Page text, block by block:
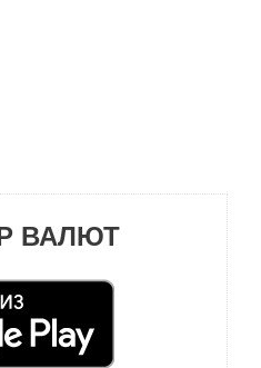
ВАЛЮТ